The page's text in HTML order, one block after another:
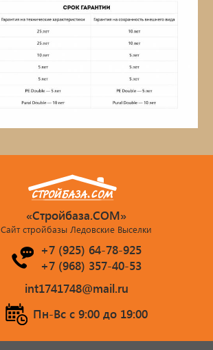
«Стройбаза.COM»
Сайт стройбазы Ледовские Выселки
+7 (925) 64-78-925
+7 (968) 357-40-53
int1741748@mail.ru
Пн-Вс c 9:00 до 19:00